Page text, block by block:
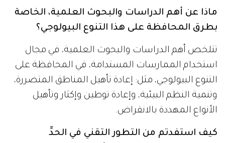
ماذا عن أهم الدراسات والبحوث العلمية، الخاصة
بطرق المحافظة على هذا التنوع البيولوجي؟
تتلخص أهم الدراسات والبحوث العلمية، في مجال
استخدام الممارسات المستدامة، في المحافظة على
التنوع البيولوجي، مثل: إعادة تأهيل المناطق المتضررة،
وتنمية النظم البيئية، وإعادة توطين وإكثار وتأهيل
الأنواع المهددة بالانقراض.
كيف استفدتم من التطور التقني في الحدِّ